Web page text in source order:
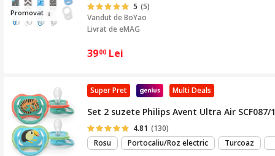
Promovat
5 (5)
Vandut deBoYao
Livrat de eMAG
3900 Lei
Multi Deals
Super Pret
Set 2 suzete Philips Avent Ultra Air
4.81 (130)
Rosu
Portocaliu/Roz electric
Turcoaz